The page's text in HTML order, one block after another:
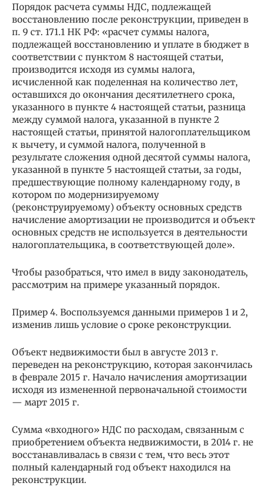
Порядок расчета суммы НДС, подлежащей
восстановлению после реконструкции, приведен в
п. 9 ст. 171.1 НК РФ: «расчет суммы налога,
подлежащей восстановлению и уплате в бюджет в
соответствии с пунктом 8 настоящей статьи,
производится исходя из суммы налога,
исчисленной как поделенная на количество лет,
оставшихся до окончания десятилетнего срока,
указанного в пункте 4 настоящей статьи, разница
между суммой налога, указанной в пункте 2
настоящей статьи, принятой налогоплательщиком
к вычету, и суммой налога, полученной в
результате сложения одной десятой суммы налога,
указанной в пункте 5 настоящей статьи, за годы,
предшествующие полному календарному году, в
котором по модернизируемому
(реконструируемому) объекту основных средств
начисление амортизации не производится и объект
основных средств не используется в деятельности
налогоплательщика, в соответствующей доле».
Чтобы разобраться, что имел в виду законодатель,
рассмотрим на примере указанный порядок.
Пример 4. Воспользуемся данными примеров 1 и 2,
изменив лишь условие о сроке реконструкции.
Объект недвижимости был в августе 2013 г.
переведен на реконструкцию, которая закончилась
в феврале 2015 г. Начало начисления амортизации
исходя из измененной первоначальной стоимости
— март 2015 г.
Сумма «входного» НДС по расходам, связанным с
приобретением объекта недвижимости, в 2014 г. не
восстанавливалась в связи с тем, что весь этот
полный календарный год объект находился на
реконструкции.